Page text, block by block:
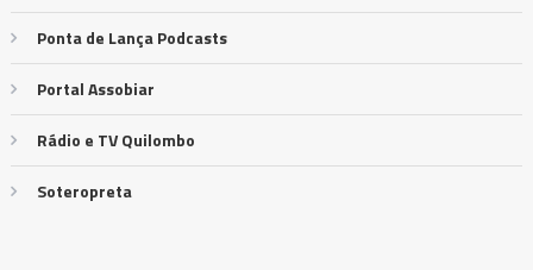
Ponta de Lança Podcasts
Portal Assobiar
Rádio e TV Quilombo
Soteropreta